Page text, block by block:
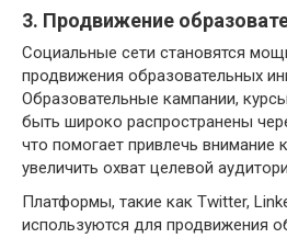
3. Продвижение
Социальные сети становятся
продвижения образовательных
Образовательные кампании,
быть широко распространены
что помогает привлечь
увеличить охват целевой
Платформы, такие как Twitter,
используются для продвижения